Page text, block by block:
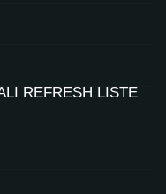
REFRESH LISTE